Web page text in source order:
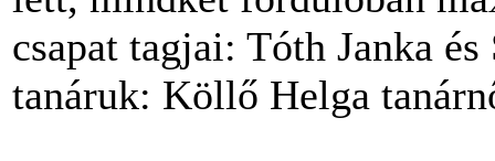
csapat tagjai: Tóth Janka
tanáruk: Köllő Helga